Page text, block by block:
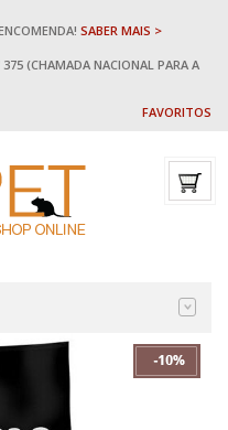
SABER MAIS >
(CHAMADA NACIONAL PARA A
FAVORITOS